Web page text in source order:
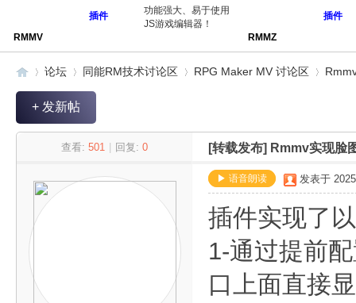
RMMV
插件
功能强大、易于使用
JS游戏编辑器！
RMMZ
插件
论坛 同能RM技术讨论区 RPG Maker MV 讨论区
+ 发新帖
查看: 501 回复: 0 [转载发布] Rmmv实现脸
发表于
▶ 语音朗读
插件实现了
1-通过提前
口上面直接